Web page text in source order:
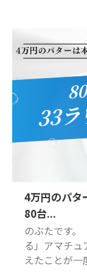
4万円のパタ
80台...
のぶたです。
る」アマチ
えたことが一